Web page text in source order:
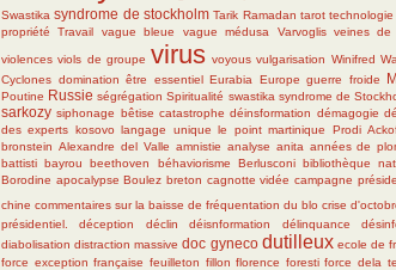
Swastika syndrome de stockholm Tarik Ramadan tarot technologie
propriété
Travail vague bleue vague médusa Varvoglis veines de
violences viols de groupe virus voyous vulgarisation Winifred
Cyclones domination être essentiel Eurabia Europe guerre froide
Poutine Russie ségrégation Spiritualité swastika syndrome de
sarkozy siphonage bêtise catastrophe déinsformation démagogie
des experts kosovo langage unique le point martinique Prodi
bronstein Alexandre del Valle amnistie analyse anita années de
battisti bayrou beethoven béhaviorisme Berlusconi bibliothèque
Borodine apocalypse Boulez breton cagnotte vidée campagne
chine commentaires sur la baisse de fréquentation du blo crise
présidentiel.
déception déclin déisnformation délinquance
diabolisation distraction massive doc gyneco dutilleux ecole de
force exception française feuilleton fillon florence foresti force dela